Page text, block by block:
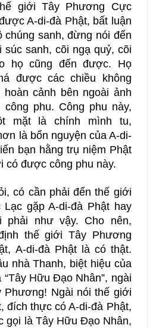
giới Tây Phương Cực
A-di-đà Phật, bất luận
chúng sanh, đừng nói đến
súc sanh, cõi ngạ quỷ, cõi
họ cũng đến được. Họ
được các chiều không
cảnh bên ngoài ảnh
phu. Công phu này,
mặt là chính mình tu,
là bổn nguyện của A-di-
bạn hằng trụ niệm Phật
có được công phu này.
có cần phải đến thế giới
gặp A-di-đà Phật hay
phải như vậy. Cho nên,
thế giới Tây Phương
A-di-đà Phật là có thật.
nhà Thanh, biệt hiệu của
Hữu Đạo Nhân”, ngài
Phương! Ngài nói thế giới
đích thực có A-di-đà Phật,
gọi là Tây Hữu Đạo Nhân,